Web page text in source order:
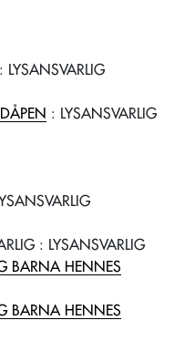
: LYSANSVARLIG
: LYSANSVARLIG
BARNA HENNES
BARNA HENNES